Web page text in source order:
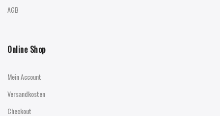
AGB
Online Shop
Mein Account
Versandkosten
Checkout